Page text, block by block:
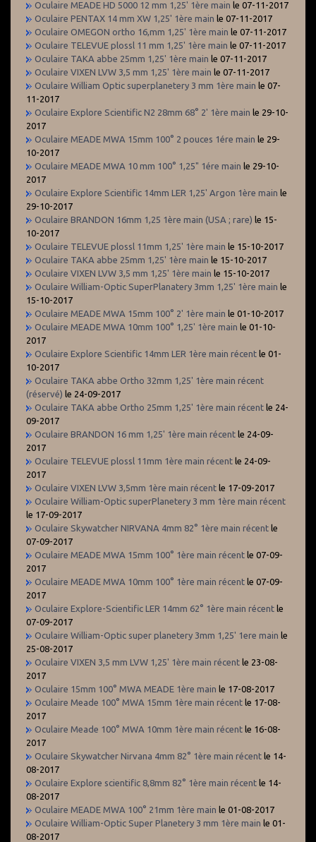
Oculaire MEADE HD 5000 12 mm 1,25' 1ère main le 07-11-2017
Oculaire PENTAX 14 mm XW 1,25' 1ère main le 07-11-2017
Oculaire OMEGON ortho 16,mm 1,25' 1ère main le 07-11-2017
Oculaire TELEVUE plossl 11 mm 1,25' 1ère main le 07-11-2017
Oculaire TAKA abbe 25mm 1,25' 1ère main le 07-11-2017
Oculaire VIXEN LVW 3,5 mm 1,25' 1ère main le 07-11-2017
Oculaire William Optic superplanetery 3 mm 1ère main le 07-
11-2017
Oculaire Explore Scientific N2 28mm 68° 2' 1ère main le 29-10-
2017
Oculaire MEADE MWA 15mm 100° 2 pouces 1ére main le 29-
10-2017
Oculaire MEADE MWA 10 mm 100° 1,25" 1ére main le 29-10-
2017
Oculaire Explore Scientific 14mm LER 1,25' Argon 1ère main le
29-10-2017
Oculaire BRANDON 16mm 1,25 1ère main (USA ; rare) le 15-
10-2017
Oculaire TELEVUE plossl 11mm 1,25' 1ère main le 15-10-2017
Oculaire TAKA abbe 25mm 1,25' 1ère main le 15-10-2017
Oculaire VIXEN LVW 3,5 mm 1,25' 1ère main le 15-10-2017
Oculaire William-Optic SuperPlanatery 3mm 1,25' 1ère main le
15-10-2017
Oculaire MEADE MWA 15mm 100° 2' 1ère main le 01-10-2017
Oculaire MEADE MWA 10mm 100° 1,25' 1ère main le 01-10-
2017
Oculaire Explore Scientific 14mm LER 1ère main récent le 01-
10-2017
Oculaire TAKA abbe Ortho 32mm 1,25' 1ère main récent
(réservé) le 24-09-2017
Oculaire TAKA abbe Ortho 25mm 1,25' 1ère main récent le 24-
09-2017
Oculaire BRANDON 16 mm 1,25' 1ère main récent le 24-09-
2017
Oculaire TELEVUE plossl 11mm 1ère main récent le 24-09-
2017
Oculaire VIXEN LVW 3,5mm 1ère main récent le 17-09-2017
Oculaire William-Optic superPlanetery 3 mm 1ère main récent
le 17-09-2017
Oculaire Skywatcher NIRVANA 4mm 82° 1ère main récent le
07-09-2017
Oculaire MEADE MWA 15mm 100° 1ère main récent le 07-09-
2017
Oculaire MEADE MWA 10mm 100° 1ère main récent le 07-09-
2017
Oculaire Explore-Scientific LER 14mm 62° 1ère main récent le
07-09-2017
Oculaire William-Optic super planetery 3mm 1,25' 1ere main le
25-08-2017
Oculaire VIXEN 3,5 mm LVW 1,25' 1ère main récent le 23-08-
2017
Oculaire 15mm 100° MWA MEADE 1ère main le 17-08-2017
Oculaire Meade 100° MWA 15mm 1ère main récent le 17-08-
2017
Oculaire Meade 100° MWA 10mm 1ère main récent le 16-08-
2017
Oculaire Skywatcher Nirvana 4mm 82° 1ère main récent le 14-
08-2017
Oculaire Explore scientific 8,8mm 82° 1ère main récent le 14-
08-2017
Oculaire MEADE MWA 100° 21mm 1ère main le 01-08-2017
Oculaire William-Optic Super Planetery 3 mm 1ère main le 01-
08-2017